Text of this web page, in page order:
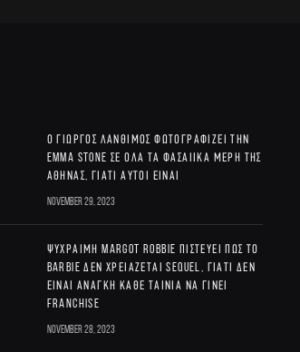
Ο Γιώργος Λάνθιμος φωτογραφίζει την
Emma Stone σε όλα τα φασαίικα μέρη της
Αθήνας, γιατί αυτοί είναι
November 29, 2023
Ψύχραιμη Margot Robbie πιστεύει πως το
Barbie δεν χρειάζεται sequel, γιατί δεν
είναι ανάγκη κάθε ταινία να γίνει
franchise
November 28, 2023